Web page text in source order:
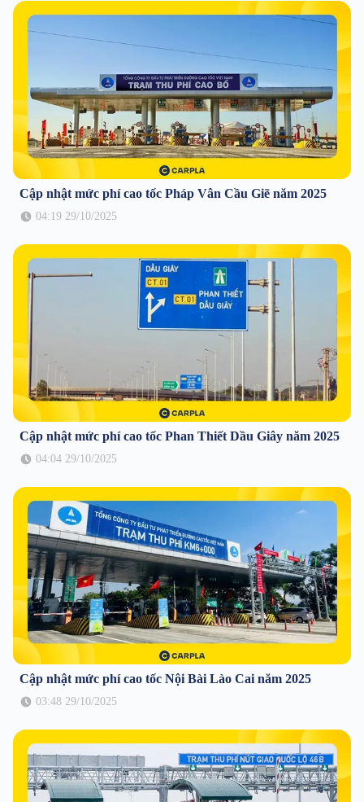
Cập nhật mức phí cao tốc Pháp Vân Cầu Giẽ năm 2025
04:19 29/10/2025
Cập nhật mức phí cao tốc Phan Thiết Dầu Giây năm 2025
04:04 29/10/2025
Cập nhật mức phí cao tốc Nội Bài Lào Cai năm 2025
03:48 29/10/2025